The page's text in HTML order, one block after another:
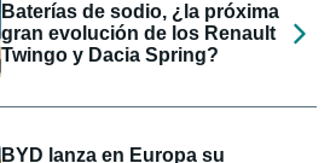
Baterías de sodio, ¿la próxima
gran evolución de los Renault
Twingo y Dacia Spring?
BYD lanza en Europa su